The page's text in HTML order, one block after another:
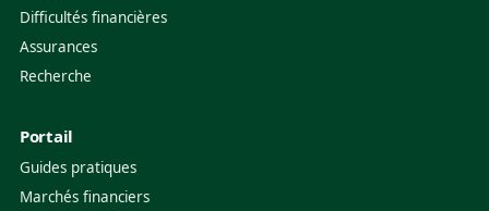
Difficultés financières
Assurances
Recherche
Portail
Guides pratiques
Marchés financiers